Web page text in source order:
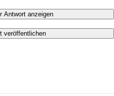
Antwort anzeigen
veröffentlichen